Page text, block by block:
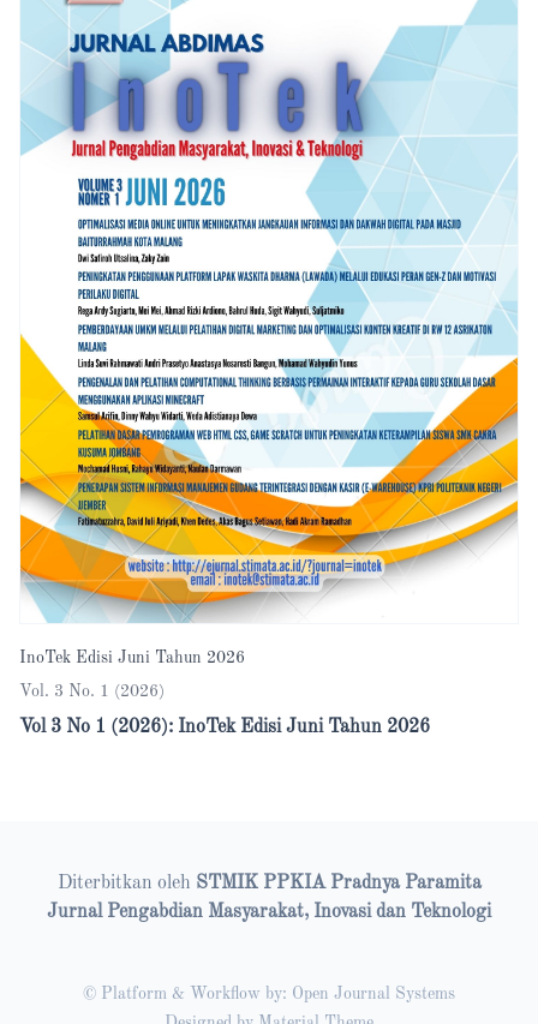
InoTek Edisi Juni Tahun 2026
Vol. 3 No. 1 (2026)
Vol 3 No 1 (2026): InoTek Edisi Juni Tahun 2026
Diterbitkan oleh STMIK PPKIA Pradnya Paramita
Jurnal Pengabdian Masyarakat, Inovasi dan Teknologi
© Platform & Workflow by: Open Journal Systems